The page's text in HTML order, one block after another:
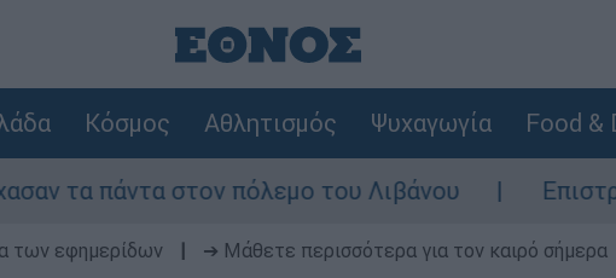
Κόσμος Αθλητισμός Ψυχαγωγία Food &
πόλεμο του Λιβάνου Επιστροφή στο
των εφημερίδων ➔ Μάθετε περισσότερα για τον καιρό σήμερα